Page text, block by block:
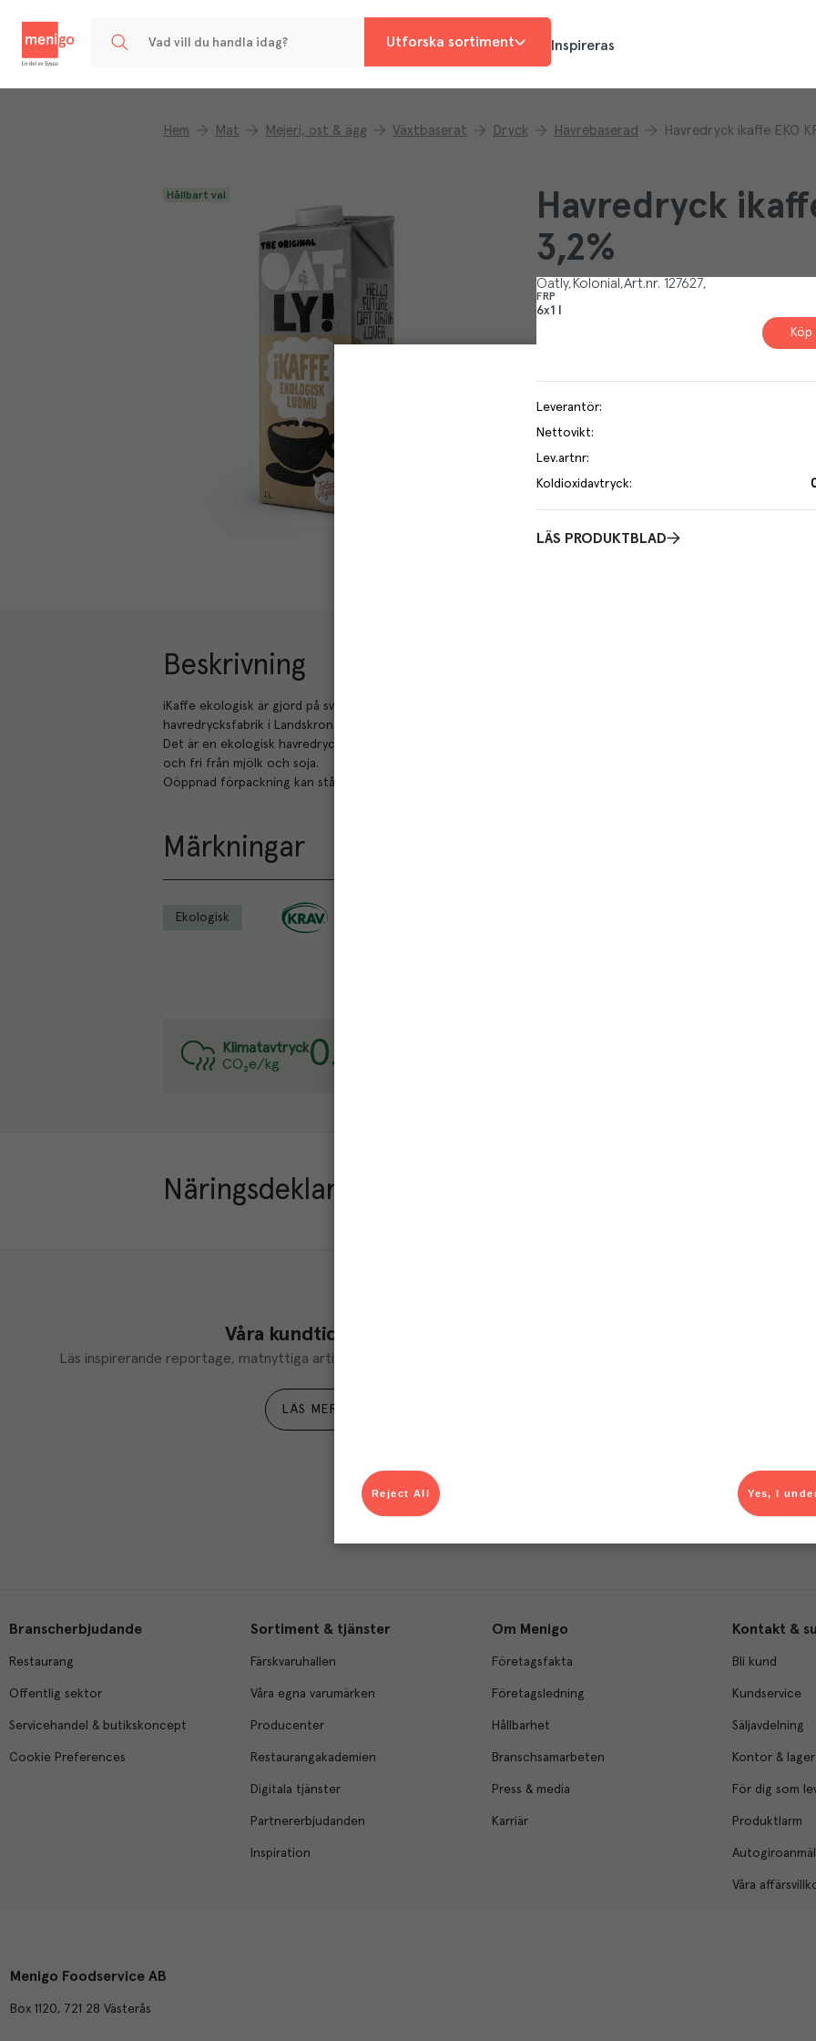
Utforska sortiment Inspireras
Hem Mat Mejeri, ost & ägg Växtbaserat Dryck Havrebaserad Havredryck ikaffe EKO
Havredryck
3,2%
Oatly Kolonial Art.nr. 127627
FRP
6x1 l
Köp
Leverantör:
Nettovikt:
Lev.artnr:
Koldioxidavtryck:
LÄS PRODUKTBLAD
Hållbart val
Beskrivning
iKaffe ekologisk är gjord på svensk ekologisk havre och tillverkas i världens första
havredrycksfabrik i Landskrona.
Det är en ekologisk havredryck att hälla i ditt kaffe eller te och den går att skumma. Ej berikad
och fri från mjölk och soja.
Oöppnad förpackning kan stå i rumstemperatur och har en hållbarhet upp till ett år.
Märkningar
Ekologisk
Klimatavtryck
CO₂e/kg
0.5
Näringsdeklaration
Våra kundtidningar
Läs inspirerande reportage, matnyttiga artiklar och ta del av aktuella kampanjer.
LÄS MER
Du som är Menigo-
Branscherbjudande
Restaurang
Offentlig sektor
Servicehandel & butikskoncept
Cookie Preferences
Sortiment & tjänster
Färskvaruhallen
Våra egna varumärken
Producenter
Restaurangakademien
Digitala tjänster
Partnererbjudanden
Inspiration
Om Menigo
Företagsfakta
Företagsledning
Hållbarhet
Branschsamarbeten
Press & media
Karriär
Kontakt &
Bli kund
Kundservice
Säljavdelning
Kontor & lager
För dig som
Produktlarm
Våra
Menigo Foodservice AB
Box 1120, 721 28 Västerås
Yes, I
Reject All